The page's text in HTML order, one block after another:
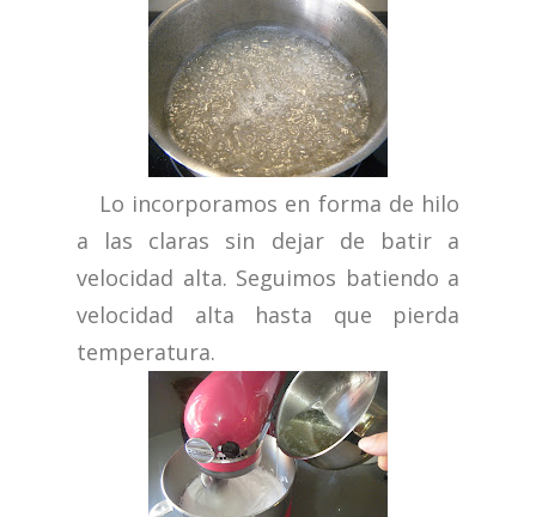
Lo incorporamos en forma de hilo
a las claras sin dejar de batir a
velocidad alta. Seguimos batiendo a
velocidad alta hasta que pierda
temperatura.